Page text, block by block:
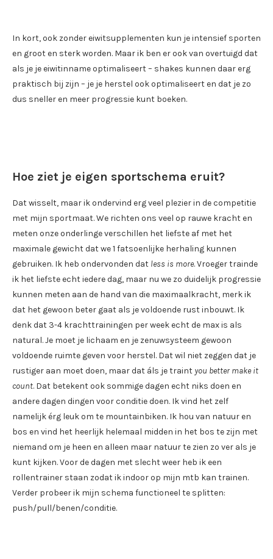
In kort, ook zonder eiwitsupplementen kun je intensief sporten
en groot en sterk worden. Maar ik ben er ook van overtuigd dat
als je je eiwitinname optimaliseert – shakes kunnen daar erg
praktisch bij zijn – je je herstel ook optimaliseert en dat je zo
dus sneller en meer progressie kunt boeken.
Hoe ziet je eigen sportschema eruit?
Dat wisselt, maar ik ondervind erg veel plezier in de competitie
met mijn sportmaat. We richten ons veel op rauwe kracht en
meten onze onderlinge verschillen het liefste af met het
maximale gewicht dat we 1 fatsoenlijke herhaling kunnen
gebruiken. Ik heb ondervonden dat less is more. Vroeger trainde
ik het liefste echt iedere dag, maar nu we zo duidelijk progressie
kunnen meten aan de hand van die maximaalkracht, merk ik
dat het gewoon beter gaat als je voldoende rust inbouwt. Ik
denk dat 3-4 krachttrainingen per week echt de max is als
natural. Je moet je lichaam en je zenuwsysteem gewoon
voldoende ruimte geven voor herstel. Dat wil niet zeggen dat je
rustiger aan moet doen, maar dat áls je traint you better make it
count. Dat betekent ook sommige dagen echt niks doen en
andere dagen dingen voor conditie doen. Ik vind het zelf
namelijk érg leuk om te mountainbiken. Ik hou van natuur en
bos en vind het heerlijk helemaal midden in het bos te zijn met
niemand om je heen en alleen maar natuur te zien zo ver als je
kunt kijken. Voor de dagen met slecht weer heb ik een
rollentrainer staan zodat ik indoor op mijn mtb kan trainen.
Verder probeer ik mijn schema functioneel te splitten:
push/pull/benen/conditie.